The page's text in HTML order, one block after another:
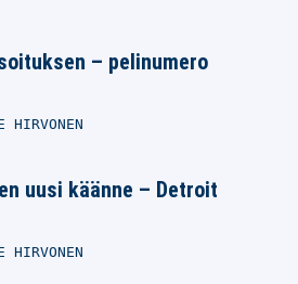
– pelinumero
HIRVONEN
uusi käänne – Detroit
HIRVONEN